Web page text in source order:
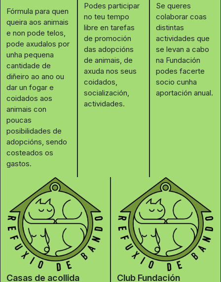
Fórmula para quen
queira aos animais
e non pode telos,
pode axudalos por
unha pequena
cantidade de
diñeiro ao ano ou
dar un fogar e
coidados aos
animais con
poucas
posibilidades de
adopcións, sendo
costeados os
gastos.
Podes participar
no teu tempo
libre en tarefas
de promoción
das adopcións
de animais, de
axuda nos seus
coidados,
socialización,
actividades.
Se queres
colaborar coas
distintas
actividades que
se levan a cabo
na Fundación
podes facerte
socio cunha
aportación anual.
Casas de acollida Club Fundación